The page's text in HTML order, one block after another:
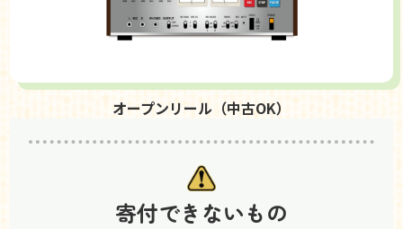
オープンリール（中古OK）
寄付できないもの